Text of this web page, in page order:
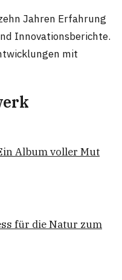
Jahren Erfahrung
Innovationsberichte.
mit
Album voller Mut
für die Natur zum